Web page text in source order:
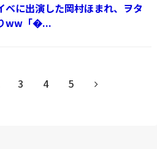
ベに出演した岡村ほまれ、ヲタ
ww「�...
3 4 5